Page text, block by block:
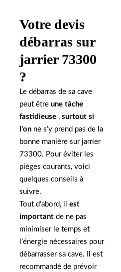
Votre devis
débarras sur
jarrier 73300
?
Le débarras de sa cave
peut être une tâche
fastidieuse , surtout si
l’on ne s’y prend pas de la
bonne manière sur jarrier
73300. Pour éviter les
pièges courants, voici
quelques conseils à
suivre.
Tout d’abord, il est
important de ne pas
minimiser le temps et
l’énergie nécessaires pour
débarrasser sa cave. Il est
recommandé de prévoir